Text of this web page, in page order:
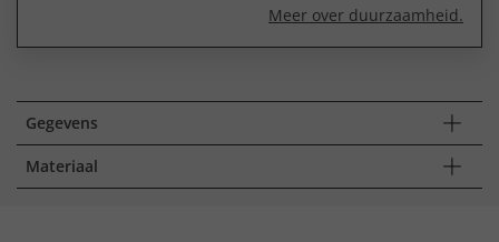
Meer over duurzaamheid.
Gegevens
Materiaal